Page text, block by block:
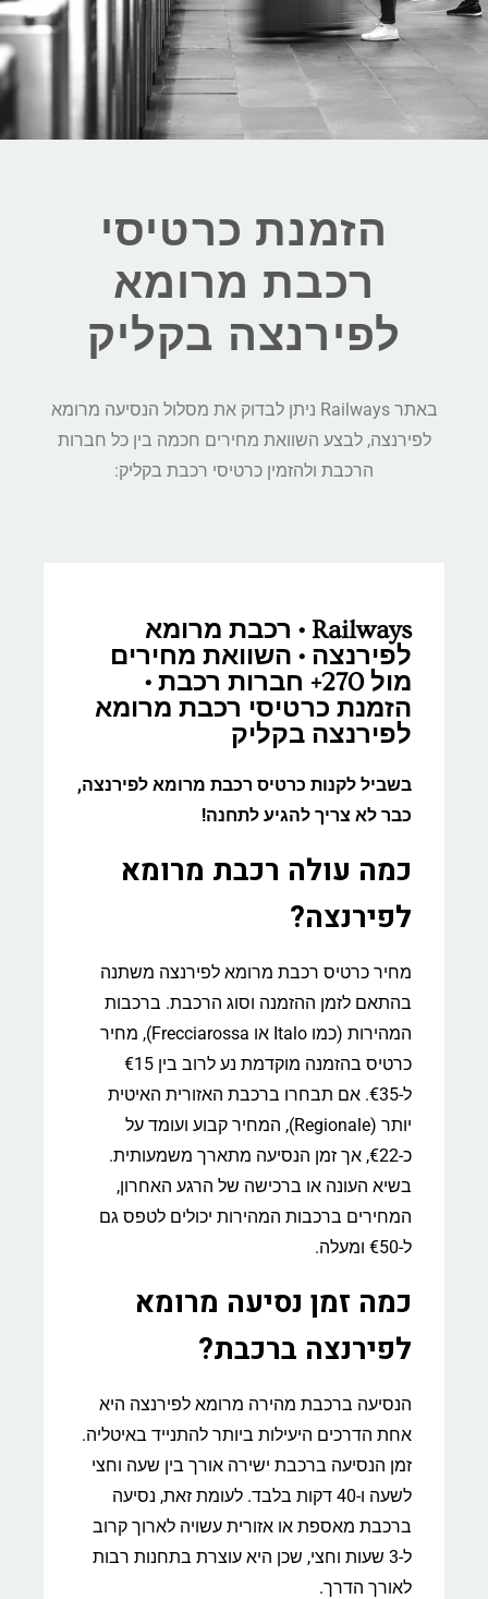
הזמנת כרטיסי
רכבת מרומא
לפירנצה בקליק
באתר Railways ניתן לבדוק את מסלול הנסיעה מרומא
לפירנצה, לבצע השוואת מחירים חכמה בין כל חברות
הרכבת ולהזמין כרטיסי רכבת בקליק:
Railways • רכבת מרומא
לפירנצה • השוואת מחירים
מול 270+ חברות רכבת •
הזמנת כרטיסי רכבת מרומא
לפירנצה בקליק
בשביל לקנות כרטיס רכבת מרומא לפירנצה,
כבר לא צריך להגיע לתחנה!
כמה עולה רכבת מרומא
לפירנצה?
מחיר כרטיס רכבת מרומא לפירנצה משתנה
בהתאם לזמן ההזמנה וסוג הרכבת. ברכבות
המהירות (כמו Italo או Frecciarossa), מחיר
כרטיס בהזמנה מוקדמת נע לרוב בין €15
ל-€35. אם תבחרו ברכבת האזורית האיטית
יותר (Regionale), המחיר קבוע ועומד על
כ-€22, אך זמן הנסיעה מתארך משמעותית.
בשיא העונה או ברכישה של הרגע האחרון,
המחירים ברכבות המהירות יכולים לטפס גם
ל-€50 ומעלה.
כמה זמן נסיעה מרומא
לפירנצה ברכבת?
הנסיעה ברכבת מהירה מרומא לפירנצה היא
אחת הדרכים היעילות ביותר להתנייד באיטליה.
זמן הנסיעה ברכבת ישירה אורך בין שעה וחצי
לשעה ו-40 דקות בלבד. לעומת זאת, נסיעה
ברכבת מאספת או אזורית עשויה לארוך קרוב
ל-3 שעות וחצי, שכן היא עוצרת בתחנות רבות
לאורך הדרך.